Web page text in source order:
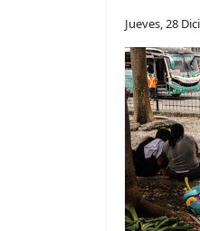
Jueves, 28